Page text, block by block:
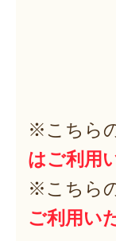
※こちら
はご利用
※こちら
ご利用い